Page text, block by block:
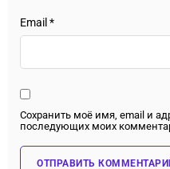
Email *
Сохранить моё имя, email и
последующих моих